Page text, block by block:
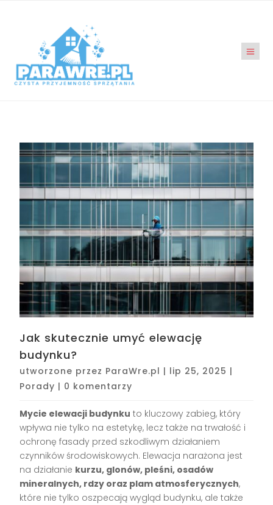
Jak skutecznie umyć elewację
budynku?
utworzone przez ParaWre.pl | lip 25, 2025 |
Porady | 0 komentarzy
Mycie elewacji budynku to kluczowy zabieg, który
wpływa nie tylko na estetykę, lecz także na trwałość i
ochronę fasady przed szkodliwym działaniem
czynników środowiskowych. Elewacja narażona jest
na działanie kurzu, glonów, pleśni, osadów
mineralnych, rdzy oraz plam atmosferycznych,
które nie tylko oszpecają wygląd budynku, ale także